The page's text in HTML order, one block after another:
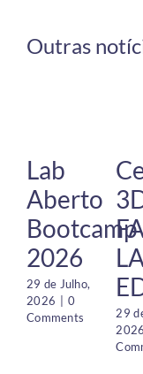
Outras
Lab
Aberto
Bootcamp
2026
29 de Julho,
2026 | 0
Comments
29
2026